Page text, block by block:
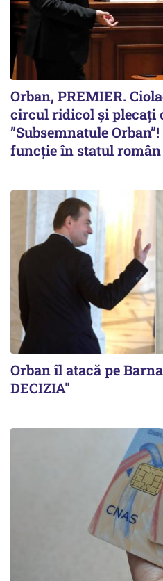
Orban, PREMIER.
circul ridicol și plecați
”Subsemnatule
funcție în statul român
Orban îl atacă pe
DECIZIA"